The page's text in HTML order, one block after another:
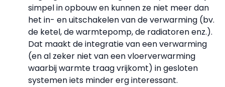
simpel in opbouw en kunnen ze niet meer dan
het in- en uitschakelen van de verwarming (bv.
de ketel, de warmtepomp, de radiatoren enz.).
Dat maakt de integratie van een verwarming
(en al zeker niet van een vloerverwarming
waarbij warmte traag vrijkomt) in gesloten
systemen iets minder erg interessant.